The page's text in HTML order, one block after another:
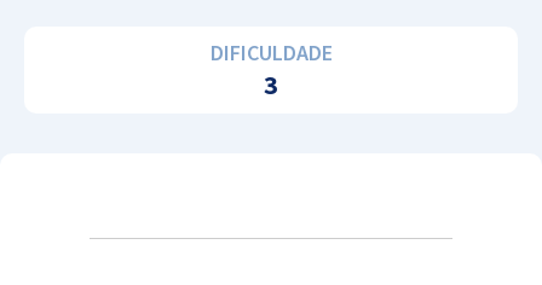
DIFICULDADE
3